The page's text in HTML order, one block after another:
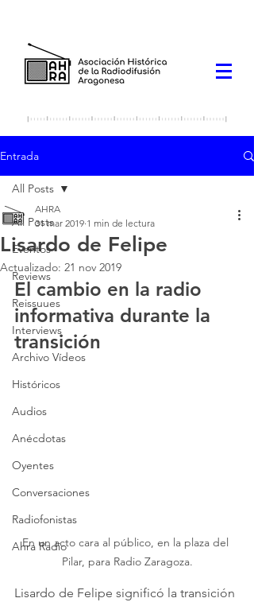
Entrada
All Posts
Eventos
Reviews
Reissuues
Interviews
Archivo Vídeos
Históricos
Audios
Anécdotas
Oyentes
Conversaciones
Radiofonistas
Ahra Radio
All Posts
Lisardo de Felipe
AHRA
31 mar 2019 1 min de lectura
Actualizado: 21 nov 2019
El cambio en la radio
informativa durante la
transición
En un acto cara al público, en la plaza del
Pilar, para Radio Zaragoza.
Lisardo de Felipe significó la transición